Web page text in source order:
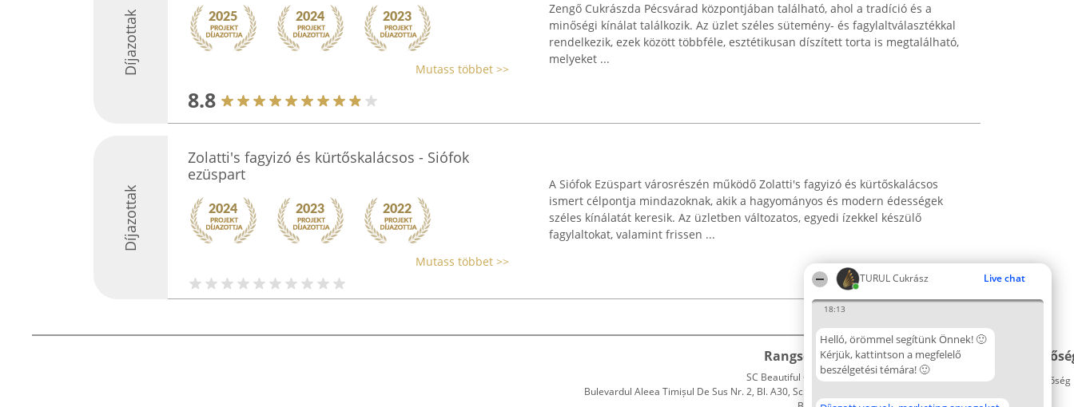
TURUL Cukrász Live chat
18:13
Helló, örömmel segítünk Önnek! 🙂
Kérjük, kattintson a megfelelő
beszélgetési témára! 🙂
Díjazottak Mutass többet >>
8.8
Zengő Cukrászda Pécsvárad központjában található, ahol a tradíció és a
minőségi kínálat találkozik. Az üzlet széles sütemény- és fagylaltválasztékkal
rendelkezik, ezek között többféle, esztétikusan díszített torta is megtalálható,
melyeket ...
Díjazottak
Zolatti's fagyizó és kürtőskalácsos - Siófok
ezüspart
Mutass többet >>
A Siófok Ezüspart városrészén működő Zolatti's fagyizó és kürtőskalácsos
ismert célpontja mindazoknak, akik a hagyományos és modern édességek
széles kínálatát keresik. Az üzletben változatos, egyedi ízekkel készülő
fagylaltokat, valamint frissen ...
Rangsorszervező
SC Beautiful Company S.R.L.
Bulevardul Aleea Timișul De Sus Nr. 2, Bl. A30, Sc. A, Et. 4, Ap. 13
Népszavazás
Nyertesek
Elérhetőség